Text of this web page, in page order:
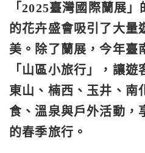
「2025臺灣國際蘭展
的花卉盛會吸引了大量
美。除了蘭展，今年臺
「山區小旅行」，讓
東山、楠西、玉井、南
食、溫泉與戶外活動，
的春季旅行。